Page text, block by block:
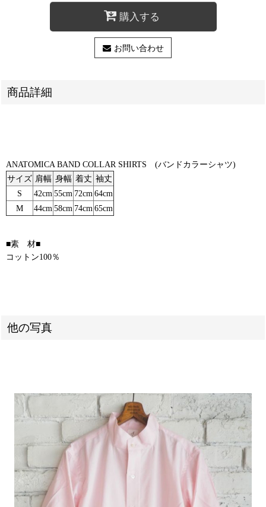
購入する
お問い合わせ
商品詳細
ANATOMICA BAND COLLAR SHIRTS (バンドカラーシャツ)
サイズ 肩幅 身幅 着丈 袖丈
S
42cm 55cm 72cm 64cm
M
44cm 58cm 74cm 65cm
■素 材■
コットン100％
他の写真